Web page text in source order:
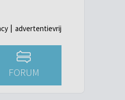
advertentievrij
FORUM